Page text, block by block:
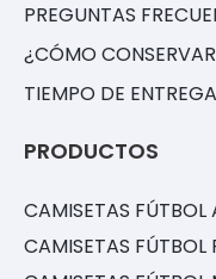
PREGUNTAS
¿CÓMO
TIEMPO DE ENTREGA
PRODUCTOS
CAMISETAS FÚTBOL
CAMISETAS FÚTBOL